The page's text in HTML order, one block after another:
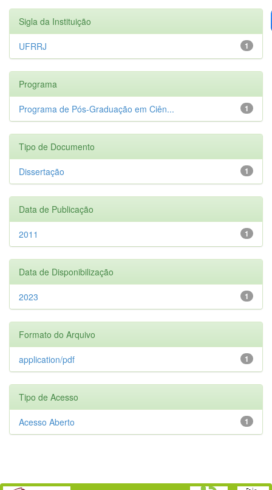
Sigla da Instituição
1
UFRRJ
Programa
1
Programa de Pós-Graduação em Ciên...
Tipo de Documento
1
Dissertação
Data de Publicação
1
2011
Data de Disponibilização
1
2023
Formato do Arquivo
1
application/pdf
Tipo de Acesso
1
Acesso Aberto